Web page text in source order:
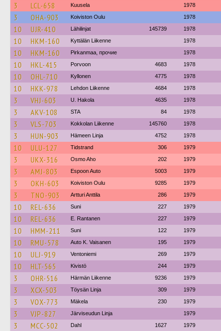
3 LCL-658 Kuusela 1978
3 OHA-903 Koiviston Oulu 1978
10 UJR-410 Lähilinjat 145739 1978
10 HKM-160 Kyttälän Liikenne 1978
10 HKM-160 Pirkanmaa, прочие 1978
10 HKL-415 Porvoon 4683 1978
10 OHL-710 Kyllonen 4775 1978
10 HKK-978 Lehdon Liikenne 4684 1978
3 VHJ-603 U. Hakola 4635 1978
3 AKV-108 STA 84 1978
3 VLS-703 Kokkolan Liikenne 145760 1978
3 HUN-903 Hämeen Linja 4752 1978
10 ULU-127 Tidstrand 306 1979
3 UKX-316 Osmo Aho 202 1979
3 AMJ-803 Espoon Auto 5003 1979
3 OKH-603 Koiviston Oulu 9285 1979
3 TNO-903 Artturi Anttila 286 1979
10 REL-636 Suni 227 1979
10 REL-636 E. Rantanen 227 1979
10 HMM-211 Suni 122 1979
10 RMU-578 Auto K. Vaisanen 195 1979
10 ULJ-919 Ventoniemi 269 1979
10 HLT-565 Kivistö 244 1979
3 OHR-516 Härmän Liikenne 9236 1979
3 XCX-503 Töysän Linja 309 1979
3 VOX-773 Mäkela 230 1979
3 VJP-827 Järviseudun Linja 1979
3 MCC-502 Dahl 1627 1979